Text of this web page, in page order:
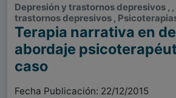
Depresión y trastornos depresivos ,
trastornos depresivos ,
Terapia narrativa en
abordaje
caso
Fecha Publicación: 22/12/2015